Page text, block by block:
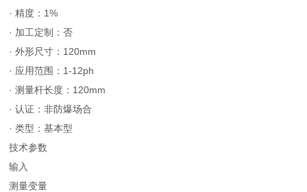
· 精度：1%
· 加工定制：否
· 外形尺寸：120mm
· 应用范围：1-12ph
· 测量杆长度：120mm
· 认证：非防爆场合
· 类型：基本型
技术参数
输入
测量变量